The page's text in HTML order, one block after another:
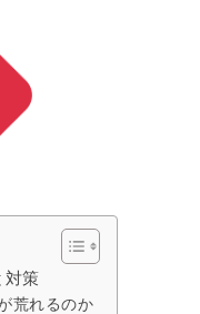
対策
荒れるのか